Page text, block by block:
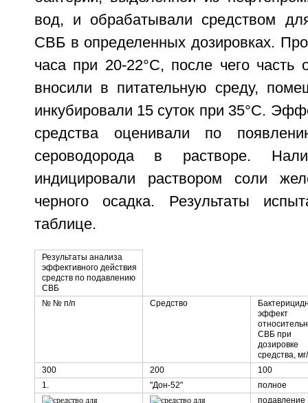
вод, и обрабатывали средством
СВБ в определенных дозировках.
часа при 20-22°С, после чего часть
вносили в питательную среду,
инкубировали 15 суток при 35°С.
средства оценивали по
сероводорода в растворе.
индицировали раствором соли
черного осадка. Результаты
таблице.
Результаты анализа
эффективного действия
средств по подавлению
СВБ
№ № п/п
Средство
эффект
СВБ при
дозировке
средства,
300
200
100
1.
"Дон-52"
полное
подавление